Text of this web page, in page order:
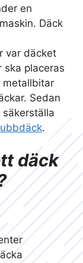
en
Däck
var däcket
ska placeras
metallbitar
Sedan
.
däck